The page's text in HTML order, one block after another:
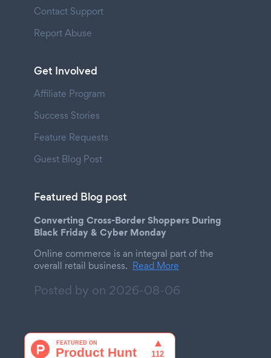
Contact Support
Report Abuse
Get Involved
Affiliate Program
Success Stories
Feature Requests
Guest Blog Post
Featured Blog post
Converting Cross-Border Shoppers During
Black Friday & Cyber Monday
Online commerce is an integral part of the
overall retail business. Read More
Posted by on 2026-08-06